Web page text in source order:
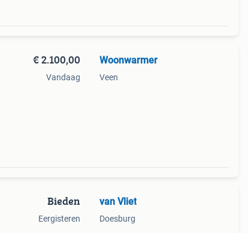
€ 2.100,00
Vandaag
Woonwarmer
Veen
Bieden
Eergisteren
van Vliet
Doesburg